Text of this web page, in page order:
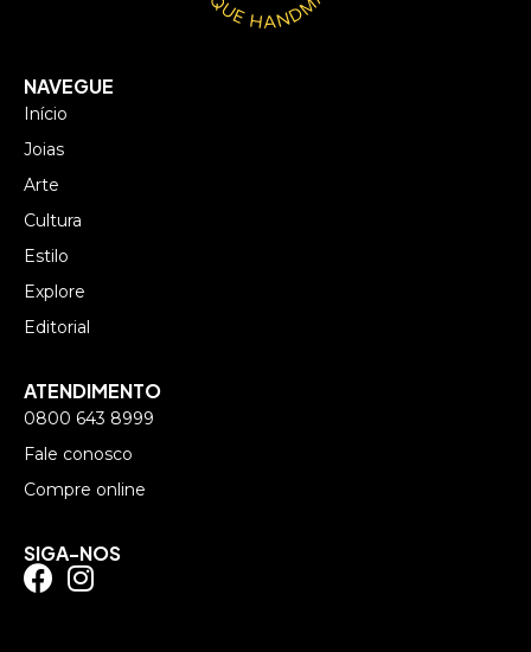
NAVEGUE
Início
Joias
Arte
Cultura
Estilo
Explore
Editorial
ATENDIMENTO
0800 643 8999
Fale conosco
Compre online
SIGA-NOS